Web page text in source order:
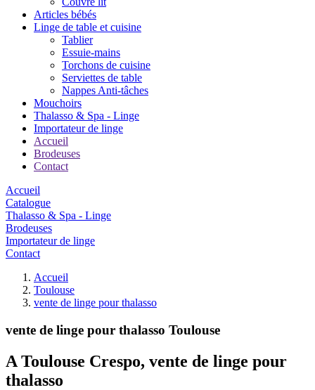
Articles bébés
Linge de table et cuisine
Tablier
Essuie-mains
Torchons de cuisine
Serviettes de table
Nappes Anti-tâches
Mouchoirs
Thalasso & Spa - Linge
Importateur de linge
Accueil
Brodeuses
Contact
Accueil
Catalogue
Thalasso & Spa - Linge
Brodeuses
Importateur de linge
Contact
Accueil
Toulouse
vente de linge pour thalasso
vente de linge pour thalasso Toulouse
A Toulouse Crespo, vente de linge pour
thalasso